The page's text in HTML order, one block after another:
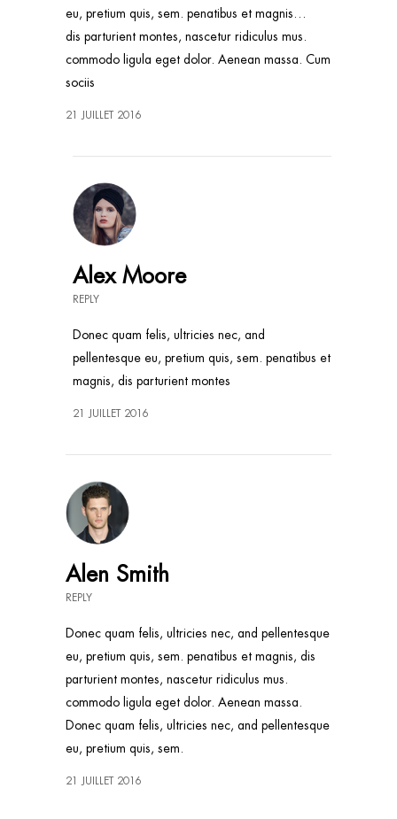
eu, pretium quis, sem. penatibus et magnis…
dis parturient montes, nascetur ridiculus mus.
commodo ligula eget dolor. Aenean massa. Cum
sociis
21 JUILLET 2016
Alex Moore
REPLY
Donec quam felis, ultricies nec, and
pellentesque eu, pretium quis, sem. penatibus et
magnis, dis parturient montes
21 JUILLET 2016
Alen Smith
REPLY
Donec quam felis, ultricies nec, and pellentesque
eu, pretium quis, sem. penatibus et magnis, dis
parturient montes, nascetur ridiculus mus.
commodo ligula eget dolor. Aenean massa.
Donec quam felis, ultricies nec, and pellentesque
eu, pretium quis, sem.
21 JUILLET 2016